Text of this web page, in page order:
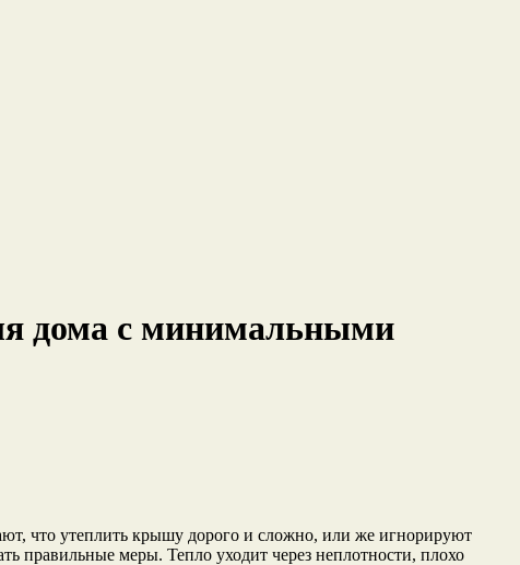
дома с минимальными
что утеплить крышу дорого и сложно, или же игнорируют
правильные меры. Тепло уходит через неплотности, плохо